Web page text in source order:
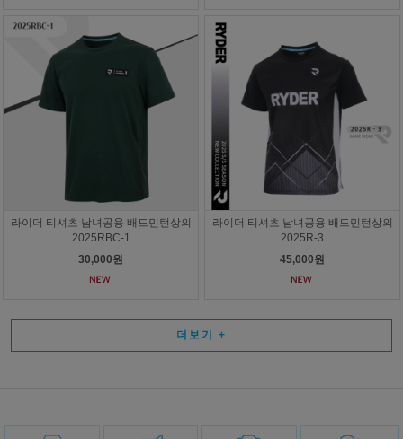
라이더 티셔츠 남녀공용 배드민턴상의
2025RBC-1
30,000원
라이더 티셔츠 남녀공용 배드민턴상의
2025R-3
45,000원
더보기 +